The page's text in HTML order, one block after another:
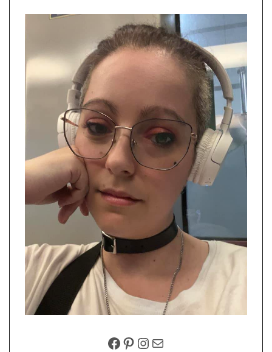
FACEBOOK
PINTEREST
INSTAGRAM
EMAIL